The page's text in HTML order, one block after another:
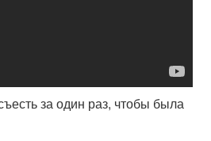
за один раз, чтобы была